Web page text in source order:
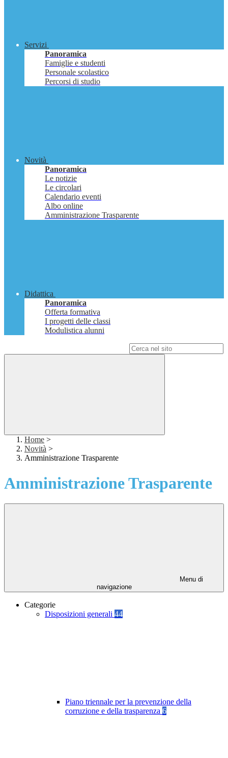
Servizi
Panoramica
Famiglie e studenti
Personale scolastico
Percorsi di studio
Novità
Panoramica
Le notizie
Le circolari
Calendario eventi
Albo online
Amministrazione Trasparente
Didattica
Panoramica
Offerta formativa
I progetti delle classi
Modulistica alunni
Home >
Novità >
Amministrazione Trasparente
Amministrazione Trasparente
Menu di
navigazione
Categorie
Disposizioni generali 44
Piano triennale per la prevenzione della
corruzione e della trasparenza 6